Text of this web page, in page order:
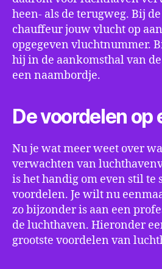
heen- als de terugweg. Bij
chauffeur jouw vlucht op
opgegeven vluchtnummer.
hij in de aankomsthal van
een naambordje.
De voordelen op
Nu je wat meer weet over
verwachten van
is het handig om even stil te
voordelen. Je wilt nu
zo bijzonder is aan een
de luchthaven. Hieronder
grootste voordelen van